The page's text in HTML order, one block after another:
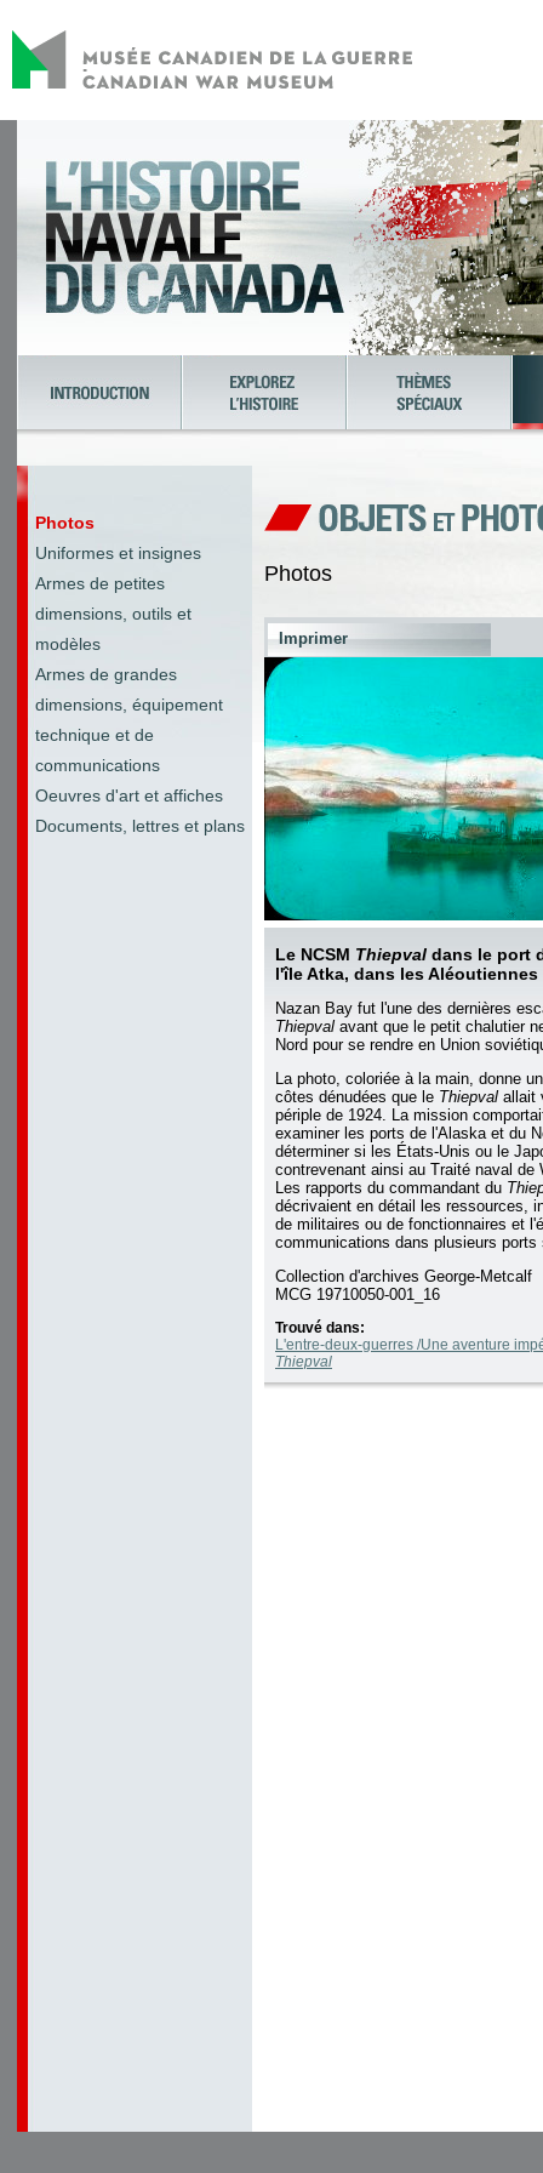
Photos
Uniformes et insignes
Armes de petites
dimensions, outils et
modèles
Armes de grandes
dimensions, équipement
technique et de
communications
Oeuvres d'art et affiches
Documents, lettres et plans
Photos
Imprimer
Le NCSM Thiepval dans le port
l'île Atka, dans les Aléoutiennes
Nazan Bay fut l'une des dernières
Thiepvalavant que le petit chalutier
Nord pour se rendre en Union
La photo, coloriée à la main, donne
côtes dénudées que le Thiepval allait
périple de 1924. La mission
examiner les ports de l'Alaska et du
déterminer si les États-Unis ou le
contrevenant ainsi au Traité naval de
Les rapports du commandant du
décrivaient en détail les ressources,
de militaires ou de fonctionnaires et
communications dans plusieurs ports
Collection d'archives George-Metcalf
MCG 19710050-001_16
Trouvé dans:
L'entre-deux-guerres /Une aventure
Thiepval